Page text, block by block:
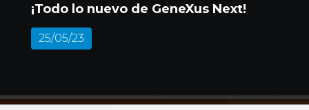
¡Todo lo nuevo de GeneXus Next!
25/05/23